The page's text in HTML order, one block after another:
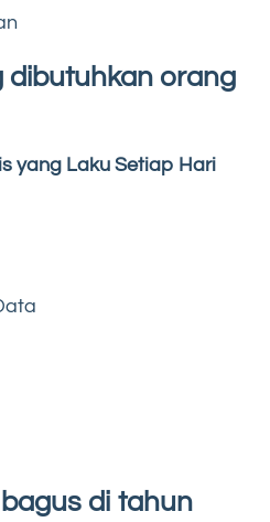
dibutuhkan orang
yang Laku Setiap Hari
di tahun